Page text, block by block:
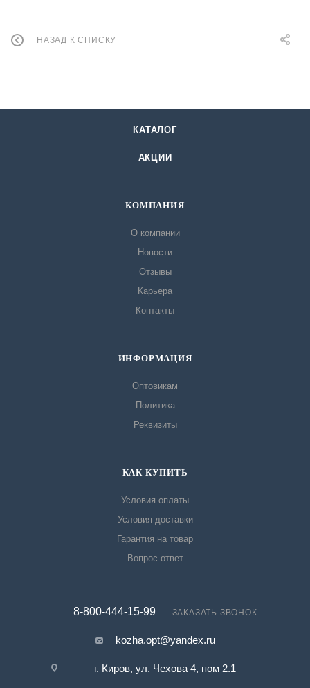
НАЗАД К СПИСКУ
КАТАЛОГ
АКЦИИ
КОМПАНИЯ
О компании
Новости
Отзывы
Карьера
Контакты
ИНФОРМАЦИЯ
Оптовикам
Политика
Реквизиты
КАК КУПИТЬ
Условия оплаты
Условия доставки
Гарантия на товар
Вопрос-ответ
8-800-444-15-99 ЗАКАЗАТЬ ЗВОНОК
kozha.opt@yandex.ru
г. Киров, ул. Чехова 4, пом 2.1